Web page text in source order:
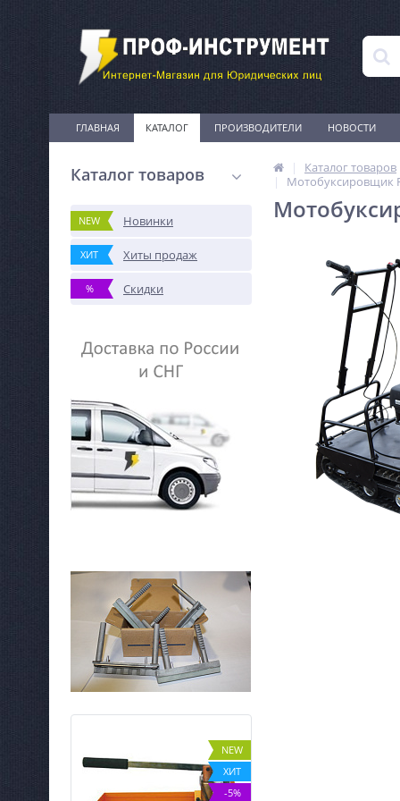
ГЛАВНАЯ КАТАЛОГ ПРОИЗВОДИТЕЛИ НОВОСТИ
Каталог товаров
NEW Новинки
ХИТ Хиты продаж
% Скидки
NEW
ХИТ
-5%
Каталог товаров
Мотобуксировщик